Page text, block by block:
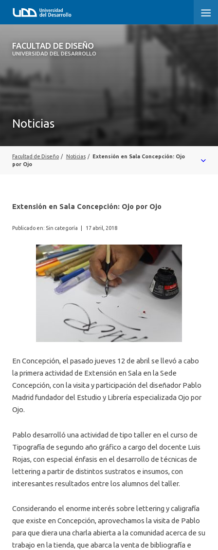
FACULTAD DE DISEÑO
UNIVERSIDAD DEL DESARROLLO
FACULTAD DE DISEÑO
INICIO
INVESTIGACIÓN
Noticias
Facultad de Diseño / Noticias / Extensión en Sala Concepción: Ojo
por Ojo
Extensión en Sala Concepción: Ojo por Ojo
Publicado en: Sin categoría 17 abril, 2018
En Concepción, el pasado jueves 12 de abril se llevó a cabo
la primera actividad de Extensión en Sala en la Sede
Concepción, con la visita y participación del diseñador Pablo
Madrid fundador del Estudio y Librería especializada Ojo por
Ojo.
Pablo desarrolló una actividad de tipo taller en el curso de
Tipografía de segundo año gráfico a cargo del docente Luis
Rojas, con especial énfasis en el desarrollo de técnicas de
lettering a partir de distintos sustratos e insumos, con
interesantes resultados entre los alumnos del taller.
Considerando el enorme interés sobre lettering y caligrafía
que existe en Concepción, aprovechamos la visita de Pablo
para que diera una charla abierta a la comunidad acerca de su
trabajo en la tienda, que abarca la venta de bibliografía e